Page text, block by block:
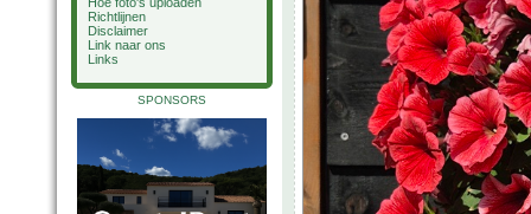
Richtlijnen
Disclaimer
Link naar ons
Links
SPONSORS